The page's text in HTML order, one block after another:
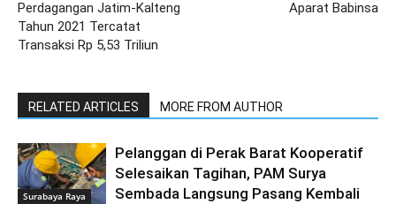
Perdagangan Jatim-Kalteng
Tahun 2021 Tercatat
Transaksi Rp 5,53 Triliun
Aparat Babinsa
RELATED ARTICLES MORE FROM AUTHOR
Surabaya Raya
Pelanggan di Perak Barat Kooperatif
Selesaikan Tagihan, PAM Surya
Sembada Langsung Pasang Kembali